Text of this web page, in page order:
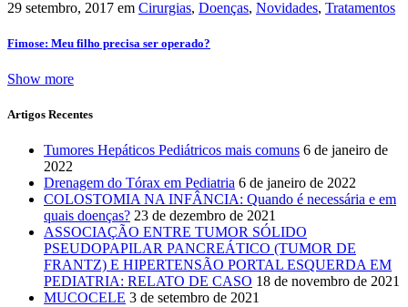
29 setembro, 2017 em Cirurgias, Doenças, Novidades, Tratamentos
Fimose: Meu filho precisa ser operado?
Show more
Artigos Recentes
Tumores Hepáticos Pediátricos mais comuns 6 de janeiro de
2022
Drenagem do Tórax em Pediatria 6 de janeiro de 2022
COLOSTOMIA NA INFÂNCIA: Quando é necessária e em
quais doenças? 23 de dezembro de 2021
ASSOCIAÇÃO ENTRE TUMOR SÓLIDO
PSEUDOPAPILAR PANCREÁTICO (TUMOR DE
FRANTZ) E HIPERTENSÃO PORTAL ESQUERDA EM
PEDIATRIA: RELATO DE CASO 18 de novembro de 2021
MUCOCELE 3 de setembro de 2021